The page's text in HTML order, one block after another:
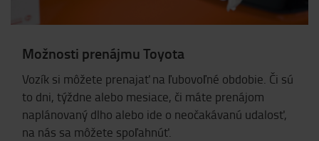
Možnosti prenájmu Toyota
Vozík si môžete prenajať na ľubovoľné obdobie. Či sú
to dni, týždne alebo mesiace, či máte prenájom
naplánovaný dlho alebo ide o neočakávanú udalosť,
na nás sa môžete spoľahnúť.